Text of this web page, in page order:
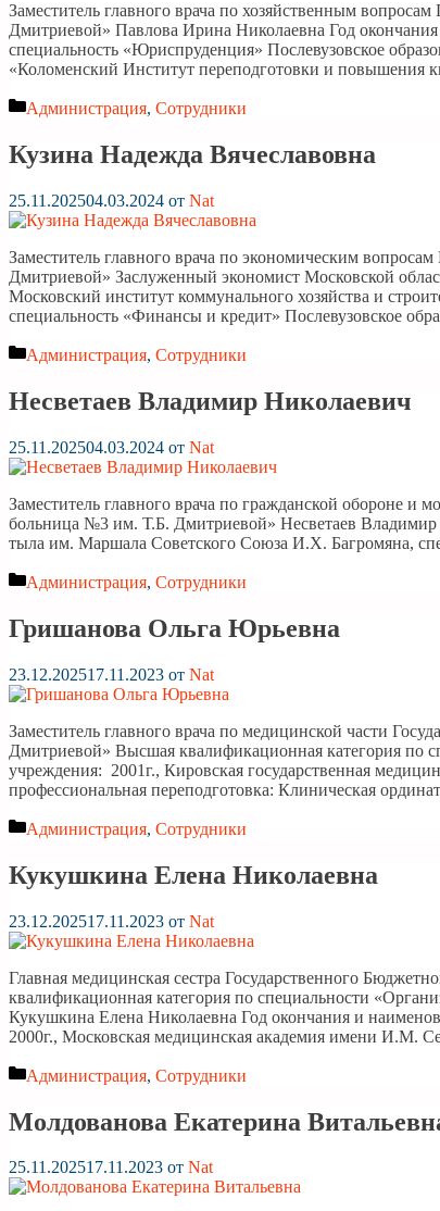
Заместитель главного врача по хозяйственным
Дмитриевой» Павлова Ирина Николаевна Год
специальность «Юриспруденция» Послевузовское
«Коломенский Институт переподготовки и повышения
Рубрики
Администрация, Сотрудники
Кузина Надежда Вячеславовна
25.11.202504.03.2024 от Nat
Заместитель главного врача по экономическим
Дмитриевой» Заслуженный экономист Московской
Московский институт коммунального хозяйства и
специальность «Финансы и кредит» Послевузовское
Рубрики
Администрация, Сотрудники
Несветаев Владимир Николаевич
25.11.202504.03.2024 от Nat
Заместитель главного врача по гражданской обороне и
больница №3 им. Т.Б. Дмитриевой» Несветаев Владимир
тыла им. Маршала Советского Союза И.Х. Багромяна,
Рубрики
Администрация, Сотрудники
Гришанова Ольга Юрьевна
23.12.202517.11.2023 от Nat
Заместитель главного врача по медицинской части
Дмитриевой» Высшая квалификационная категория по
учреждения: 2001г., Кировская государственная
профессиональная переподготовка: Клиническая
Рубрики
Администрация, Сотрудники
Кукушкина Елена Николаевна
23.12.202517.11.2023 от Nat
Главная медицинская сестра Государственного
квалификационная категория по специальности
Кукушкина Елена Николаевна Год окончания и
2000г., Московская медицинская академия имени И.М.
Рубрики
Администрация, Сотрудники
Молдованова Екатерина
25.11.202517.11.2023 от Nat